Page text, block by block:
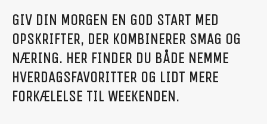
GIV DIN MORGEN EN GOD START MED
OPSKRIFTER, DER KOMBINERER SMAG OG
NÆRING. HER FINDER DU BÅDE NEMME
HVERDAGSFAVORITTER OG LIDT MERE
FORKÆLELSE TIL WEEKENDEN.